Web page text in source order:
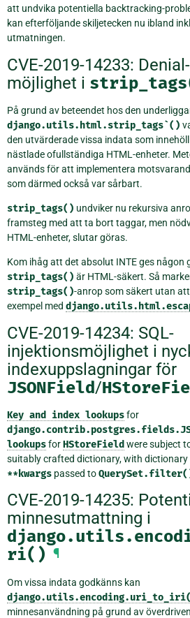
att undvika potentiella backtracking-
kan efterföljande skiljetecken nu ibland
utmatningen.
CVE-2019-14233:
möjlighet i
På grund av beteendet hos den
django.utils.html.strip_tags`()
den utvärderade vissa indata som
nästlade ofullständiga HTML-enheter.
används för att implementera
som därmed också var sårbart.
strip_tags() undviker nu rekursiva
framsteg med att ta bort taggar, men
HTML-enheter, slutar göras.
Kom ihåg att det absolut INTE ges
strip_tags() är HTML-säkert. Så
strip_tags()-anrop som säkert utan
exempel med
CVE-2019-14234: SQL-
injektionsmöjlighet i
indexuppslagningar för
JSONField/
Key and index lookupsfor
lookupsforHStoreField were subject
suitably crafted dictionary, with dictionary
**kwargs passed to
CVE-2019-14235:
minnesutmattning i
ri() ¶
Om vissa indata godkänns kan
minnesanvändning på grund av